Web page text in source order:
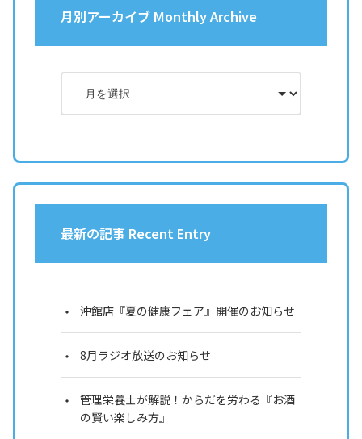
月別アーカイブ Monthly Archive
最新の記事 Recent Entry
沖館店『夏の健康フェア』開催のお知らせ
8月ラジオ放送のお知らせ
管理栄養士が解説！からだを労わる『お酒
の賢い楽しみ方』